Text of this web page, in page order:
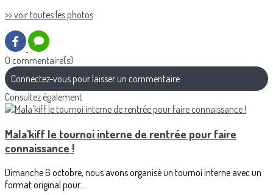
>> voir toutes les photos
0 commentaire(s)
Connectez-vous pour laisser un commentaire
Consultez également
Mala'kiff le tournoi interne de rentrée pour faire
connaissance !
Dimanche 6 octobre, nous avons organisé un tournoi interne avec un
format original pour...